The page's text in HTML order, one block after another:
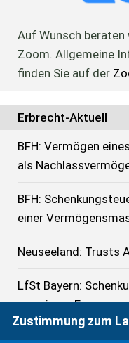
Auf Wunsch
Zoom. Allgemeine
finden Sie auf der
Erbrecht-Aktuell
BFH: Vermögen
als
BFH:
einer
Neuseeland: Trusts
LfSt Bayern:
aus einem
Neuseeland: Trusts
Zustimmung zum